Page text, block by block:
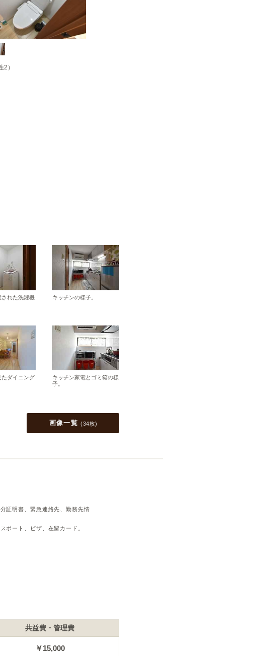
された洗濯機
キッチンの様子。
たダイニング
キッチン家電とゴミ箱の様
子。
画像一覧 (34枚)
証明書、緊急連絡先、勤務先情
ポート、ビザ、在留カード。
共益費・管理費
￥15,000